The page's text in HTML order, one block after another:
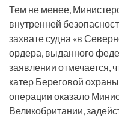
Тем не менее,
внутренней
захвате судна «в
ордера, выданного
заявлении отмечается,
катер Береговой
операции оказало
Великобритании,